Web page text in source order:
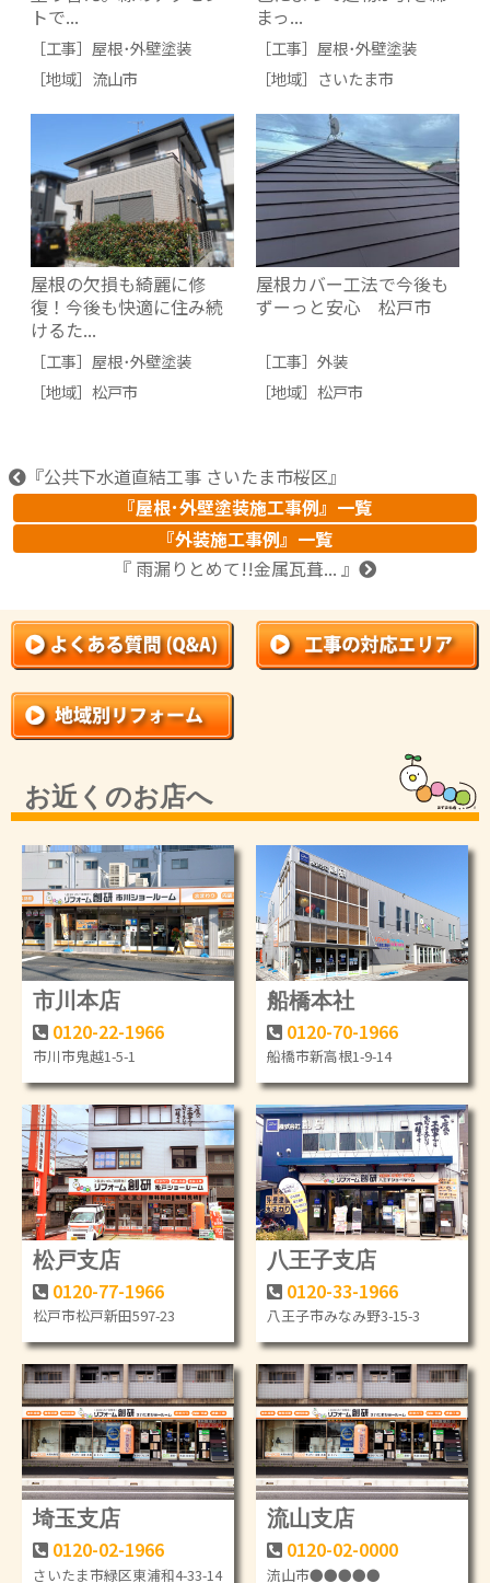
トで...
［工事］ 屋根･外壁塗装
［地域］ 流山市
まっ...
［工事］ 屋根･外壁塗装
［地域］ さいたま市
屋根の欠損も綺麗に修
復！今後も快適に住み続
けるた...
［工事］ 屋根･外壁塗装
［地域］ 松戸市
屋根カバー工法で今後も
ずーっと安心 松戸市
［工事］ 外装
［地域］ 松戸市
『公共下水道直結工事 さいたま市桜区』
『屋根･外壁塗装施工事例』一覧
『外装施工事例』一覧
『 雨漏りとめて!!金属瓦葺... 』
お近くのお店へ
市川本店
0120-22-1966
市川市鬼越1-5-1
船橋本社
0120-70-1966
船橋市新高根1-9-14
松戸支店
0120-77-1966
松戸市松戸新田597-23
八王子支店
0120-33-1966
八王子市みなみ野3-15-3
埼玉支店
0120-02-1966
さいたま市緑区東浦和4-33-14
流山支店
0120-02-0000
流山市●●●●●